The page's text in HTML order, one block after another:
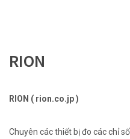
RION
RION ( rion.co.jp )
Chuyên các thiết bị đo các chỉ